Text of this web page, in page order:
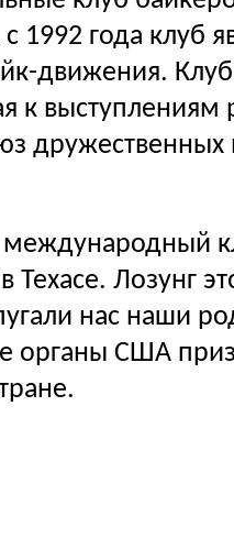
1992 года клуб
движения.
к выступлениям
международный
Техасе. Лозунг
нас наши
органы США